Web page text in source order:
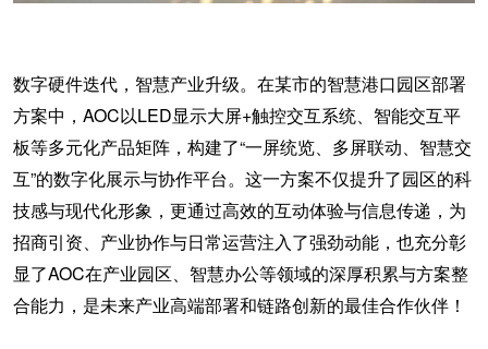
数字硬件迭代，智慧产业升级。在某市的智慧港口园区部署
方案中， AOC以LED显示大屏+触控交互系统、智能交互平
板等多元化产品矩阵，构建了“一屏统览、多屏联动、智慧交
互”的数字化展示与协作平台。 这一方案不仅提升了园区的科
技感与现代化形象，更通过高效的互动体验与信息传递，为
招商引资、产业协作与日常运营注入了强劲动能，也充分彰
显了AOC在产业园区、智慧办公等领域的深厚积累与方案整
合能力，是未来产业高端部署和链路创新的最佳合作伙伴！